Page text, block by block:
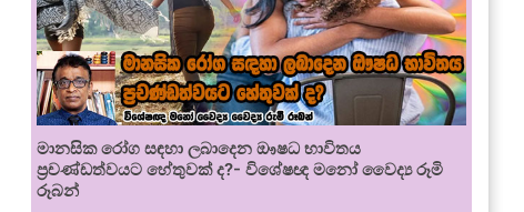
මානසික රෝග සඳහා ලබාදෙන ඖෂධ භාවිතය
ප්‍රචණ්ඩත්වයට හේතුවක් ද?- විශේෂඥ මනෝ වෛද්‍ය රූමි
රූබන්